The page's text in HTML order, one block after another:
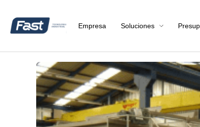
Empresa Soluciones